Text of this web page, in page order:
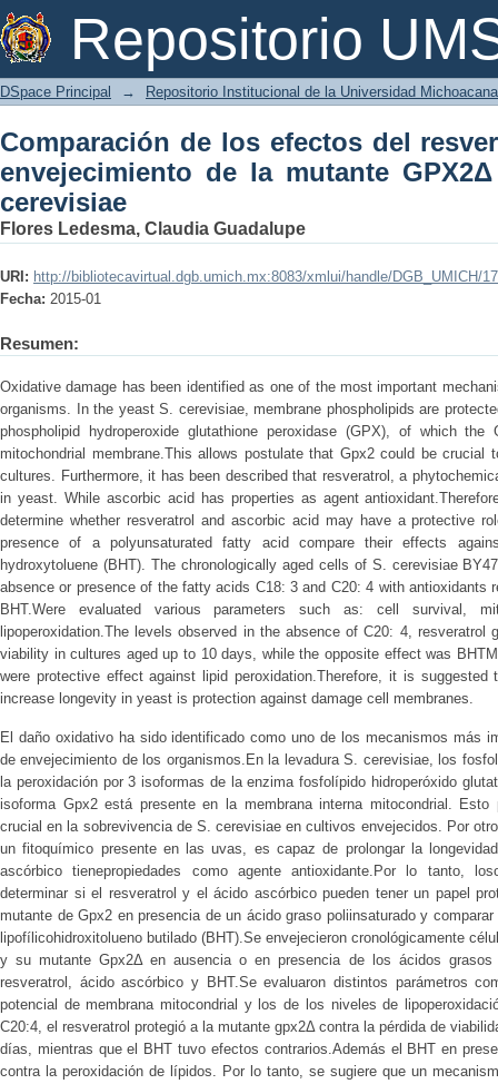
Repositorio
Comparación de los efectos del
mutante GPX2Δ de Saccharomyces
DSpace Principal → Repositorio Institucional de la Universidad
Comparación de los efectos del
envejecimiento de la mutante
cerevisiae
Flores Ledesma, Claudia Guadalupe
URI: http://bibliotecavirtual.dgb.umich.mx:8083/xmlui/handle/DGB_UMICH/
Fecha: 2015-01
Resumen:
Oxidative damage has been identified as one of the most important
organisms. In the yeast S. cerevisiae, membrane phospholipids are
phospholipid hydroperoxide glutathione peroxidase (GPX), of which
mitochondrial membrane.This allows postulate that Gpx2 could be
cultures. Furthermore, it has been described that resveratrol, a
in yeast. While ascorbic acid has properties as agent
determine whether resveratrol and ascorbic acid may have a protective
presence of a polyunsaturated fatty acid compare their effects
hydroxytoluene (BHT). The chronologically aged cells of S. cerevisiae
absence or presence of the fatty acids C18: 3 and C20: 4 with antioxidants
BHT.Were evaluated various parameters such as: cell survival,
lipoperoxidation.The levels observed in the absence of C20: 4,
viability in cultures aged up to 10 days, while the opposite effect was
were protective effect against lipid peroxidation.Therefore, it is
increase longevity in yeast is protection against damage cell membranes.
El daño oxidativo ha sido identificado como uno de los mecanismos más
de envejecimiento de los organismos.En la levadura S. cerevisiae, los
la peroxidación por 3 isoformas de la enzima fosfolípido hidroperóxido
isoforma Gpx2 está presente en la membrana interna mitocondrial.
crucial en la sobrevivencia de S. cerevisiae en cultivos envejecidos. Por
un fitoquímico presente en las uvas, es capaz de prolongar la
ascórbico tienepropiedades como agente antioxidante.Por lo tanto,
determinar si el resveratrol y el ácido ascórbico pueden tener un papel
mutante de Gpx2 en presencia de un ácido graso poliinsaturado y
lipofílicohidroxitolueno butilado (BHT).Se envejecieron cronológicamente
y su mutante Gpx2Δ en ausencia o en presencia de los ácidos
resveratrol, ácido ascórbico y BHT.Se evaluaron distintos parámetros
potencial de membrana mitocondrial y los de los niveles de
C20:4, el resveratrol protegió a la mutante gpx2Δ contra la pérdida de
días, mientras que el BHT tuvo efectos contrarios.Además el BHT en
contra la peroxidación de lípidos. Por lo tanto, se sugiere que un